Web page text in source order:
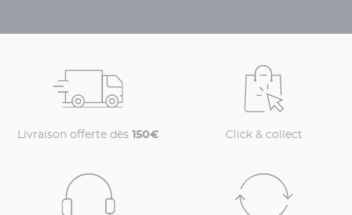
Livraison offerte dès 150€ Click & collect